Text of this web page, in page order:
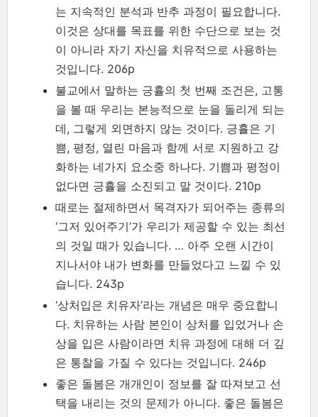
는 지속적인 분석과 반추 과정이 필요합니다.
이것은 상대를 목표를 위한 수단으로 보는 것
이 아니라 자기 자신을 치유적으로 사용하는
것입니다. 206p
불교에서 말하는 긍휼의 첫 번째 조건은, 고통
을 볼 때 우리는 본능적으로 눈을 돌리게 되는
데, 그렇게 외면하지 않는 것이다. 긍휼은 기
쁨, 평정, 열린 마음과 함께 서로 지원하고 강
화하는 네가지 요소중 하나다. 기쁨과 평정이
없다면 긍휼을 소진되고 말 것이다. 210p
때로는 절제하면서 목격자가 되어주는 종류의
‘그저 있어주기’가 우리가 제공할 수 있는 최선
의 것일 때가 있습니다. … 아주 오랜 시간이
지나서야 내가 변화를 만들었다고 느낄 수 있
습니다. 243p
‘상처입은 치유자’라는 개념은 매우 중요합니
다. 치유하는 사람 본인이 상처를 입었거나 손
상을 입은 사람이라면 치유 과정에 대해 더 깊
은 통찰을 가질 수 있다는 것입니다. 246p
좋은 돌봄은 개개인이 정보를 잘 따져보고 선
택을 내리는 것의 문제가 아니다. 좋은 돌봄은